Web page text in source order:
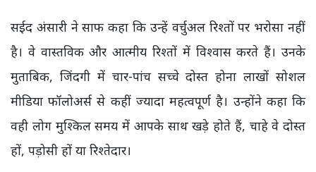
सईद अंसारी ने साफ कहा कि उन्हें वर्चुअल रिश्तों पर भरोसा नहीं
है। वे वास्तविक और आत्मीय रिश्तों में विश्वास करते हैं। उनके
मुताबिक, जिंदगी में चार-पांच सच्चे दोस्त होना लाखों सोशल
मीडिया फॉलोअर्स से कहीं ज्यादा महत्वपूर्ण है। उन्होंने कहा कि
वही लोग मुश्किल समय में आपके साथ खड़े होते हैं, चाहे वे दोस्त
हों, पड़ोसी हों या रिश्तेदार।